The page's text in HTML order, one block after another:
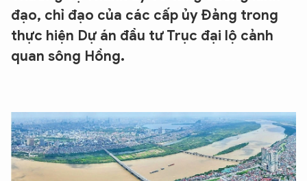
đạo, chỉ đạo của các cấp ủy Đảng trong
thực hiện Dự án đầu tư Trục đại lộ cảnh
quan sông Hồng.